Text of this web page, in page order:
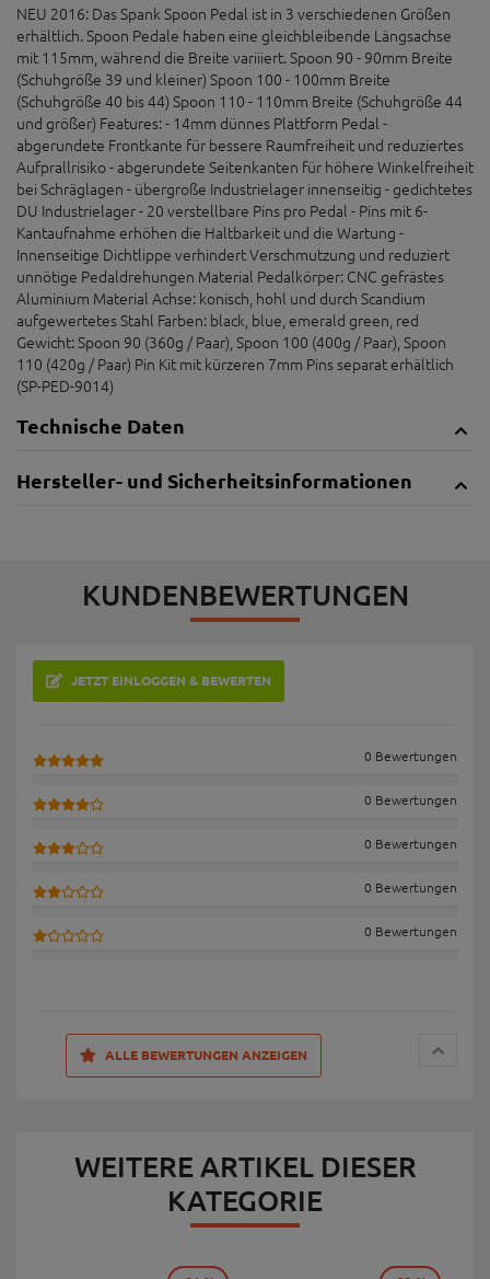
NEU 2016: Das Spank Spoon Pedal ist in 3 verschiedenen Größen
erhältlich. Spoon Pedale haben eine gleichbleibende Längsachse
mit 115mm, während die Breite variiiert. Spoon 90 - 90mm Breite
(Schuhgröße 39 und kleiner) Spoon 100 - 100mm Breite
(Schuhgröße 40 bis 44) Spoon 110 - 110mm Breite (Schuhgröße 44
und größer) Features: - 14mm dünnes Plattform Pedal -
abgerundete Frontkante für bessere Raumfreiheit und reduziertes
Aufprallrisiko - abgerundete Seitenkanten für höhere Winkelfreiheit
bei Schräglagen - übergroße Industrielager innenseitig - gedichtetes
DU Industrielager - 20 verstellbare Pins pro Pedal - Pins mit 6-
Kantaufnahme erhöhen die Haltbarkeit und die Wartung -
Innenseitige Dichtlippe verhindert Verschmutzung und reduziert
unnötige Pedaldrehungen Material Pedalkörper: CNC gefrästes
Aluminium Material Achse: konisch, hohl und durch Scandium
aufgewertetes Stahl Farben: black, blue, emerald green, red
Gewicht: Spoon 90 (360g / Paar), Spoon 100 (400g / Paar), Spoon
110 (420g / Paar) Pin Kit mit kürzeren 7mm Pins separat erhältlich
(SP-PED-9014)
Technische Daten
Hersteller- und Sicherheitsinformationen
KUNDENBEWERTUNGEN
JETZT EINLOGGEN & BEWERTEN
0 Bewertungen
0 Bewertungen
0 Bewertungen
0 Bewertungen
0 Bewertungen
ALLE BEWERTUNGEN ANZEIGEN
WEITERE ARTIKEL DIESER
KATEGORIE